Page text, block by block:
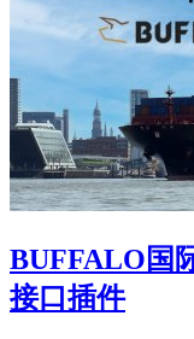
BUFFALO国
接口插件